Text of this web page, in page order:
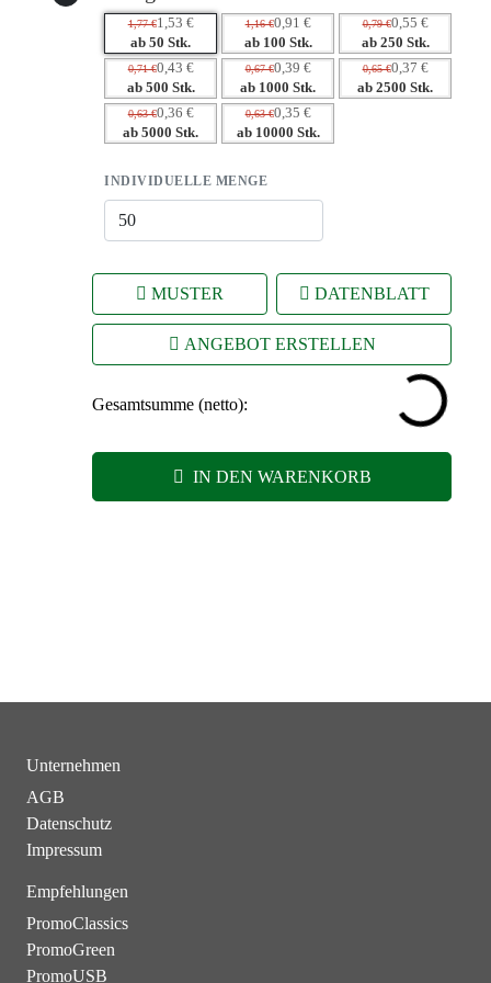
– Hochwertige Drucktechniken garantieren eine perfekte
Darstellung Ihres Logos
– Praktisch und nützlich – bleibt nachhaltig in Gebrauch
1,77 €1,53 €
ab 50 Stk.
1,16 €0,91 €
ab 100 Stk.
0,79 €0,55 €
ab 250 Stk.
0,71 €0,43 €
ab 500 Stk.
0,67 €0,39 €
ab 1000 Stk.
0,65 €0,37 €
ab 2500 Stk.
0,63 €0,36 €
ab 5000 Stk.
0,63 €0,35 €
ab 10000 Stk.
INDIVIDUELLE MENGE
MUSTER DATENBLATT
ANGEBOT ERSTELLEN
Gesamtsumme (netto):
IN DEN WARENKORB
Unternehmen
AGB
Datenschutz
Impressum
Empfehlungen
PromoClassics
PromoGreen
PromoUSB